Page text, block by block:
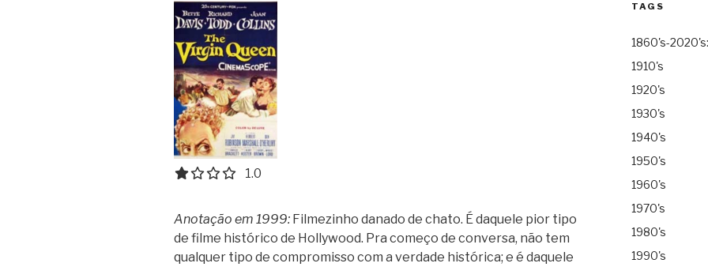
1.0 out of 5.0 stars
1.0
Anotação em 1999: Filmezinho danado de chato. É daquele pior tipo
de filme histórico de Hollywood. Pra começo de conversa, não tem
qualquer tipo de compromisso com a verdade histórica; e é daquele
TAGS
1860's-
1910's
1920's
1930's
1940's
1950's
1960's
1970's
1980's
1990's